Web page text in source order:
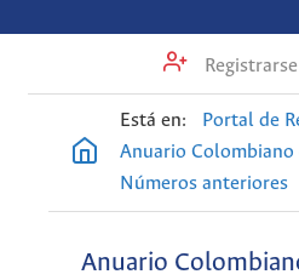
Registrarse
Está en: Portal de
Anuario
Números anteriores
Anuario